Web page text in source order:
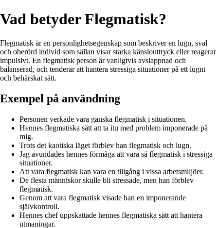
Vad betyder Flegmatisk?
Flegmatisk är en personlighetsegenskap som beskriver en lugn, sval
och oberörd individ som sällan visar starka känslouttryck eller reagerar
impulsivt. En flegmatisk person är vanligtvis avslappnad och
balanserad, och tenderar att hantera stressiga situationer på ett lugnt
och behärskat sätt.
Exempel på användning
Personen verkade vara ganska flegmatisk i situationen.
Hennes flegmatiska sätt att ta itu med problem imponerade på
mig.
Trots det kaotiska läget förblev han flegmatisk och lugn.
Jag avundades hennes förmåga att vara så flegmatisk i stressiga
situationer.
Att vara flegmatisk kan vara en tillgång i vissa arbetsmiljöer.
De flesta människor skulle bli stressade, men han förblev
flegmatisk.
Genom att vara flegmatisk visade han en imponerande
självkontroll.
Hennes chef uppskattade hennes flegmatiska sätt att hantera
utmaningar.